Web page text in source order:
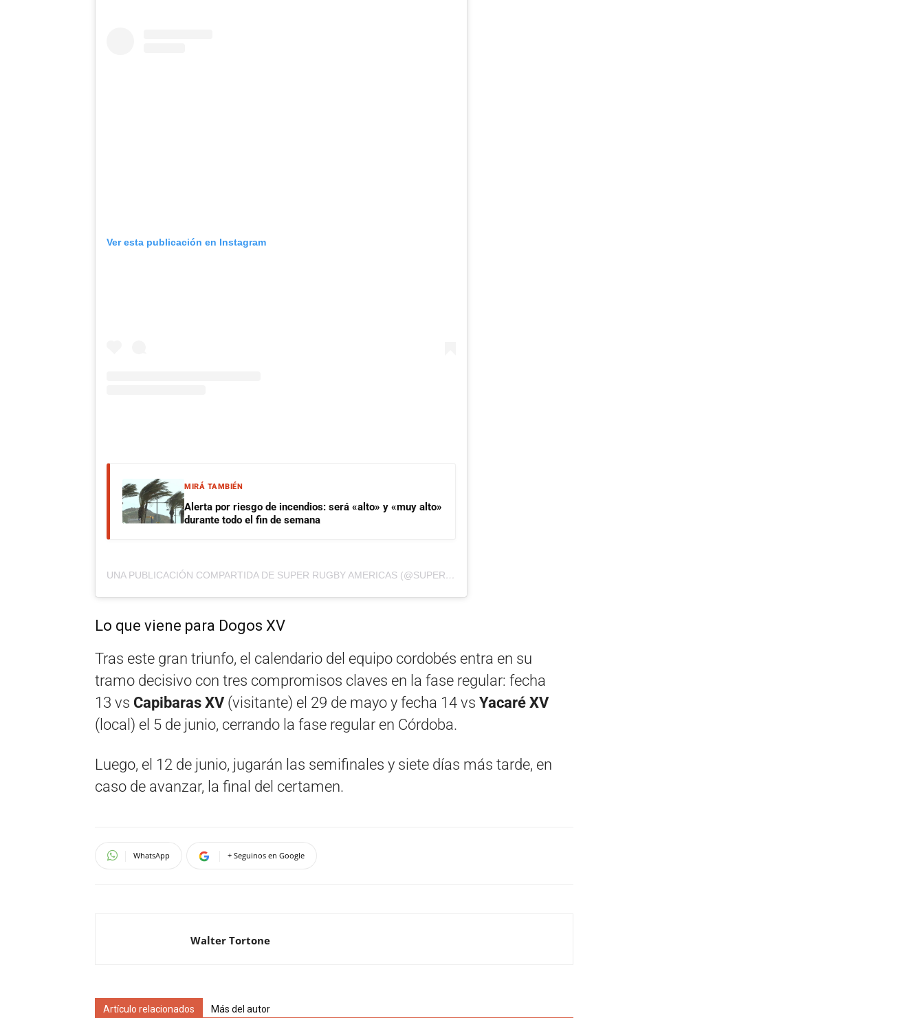
Ver esta publicación en Instagram
MIRÁ TAMBIÉN
Alerta por riesgo de incendios: será «alto» y «muy alto»
durante todo el fin de semana
UNA PUBLICACIÓN COMPARTIDA DE SUPER RUGBY AMERICAS (@SUPERRUGBYAMERICAS)
Lo que viene para Dogos XV
Tras este gran triunfo, el calendario del equipo cordobés entra en su
tramo decisivo con tres compromisos claves en la fase regular: fecha
13 vs Capibaras XV(visitante) el 29 de mayo y fecha 14 vs Yacaré XV
(local) el 5 de junio, cerrando la fase regular en Córdoba.
Luego, el 12 de junio, jugarán las semifinales y siete días más tarde, en
caso de avanzar, la final del certamen.
WhatsApp + Seguinos en Google
Walter Tortone
Artículo relacionados Más del autor